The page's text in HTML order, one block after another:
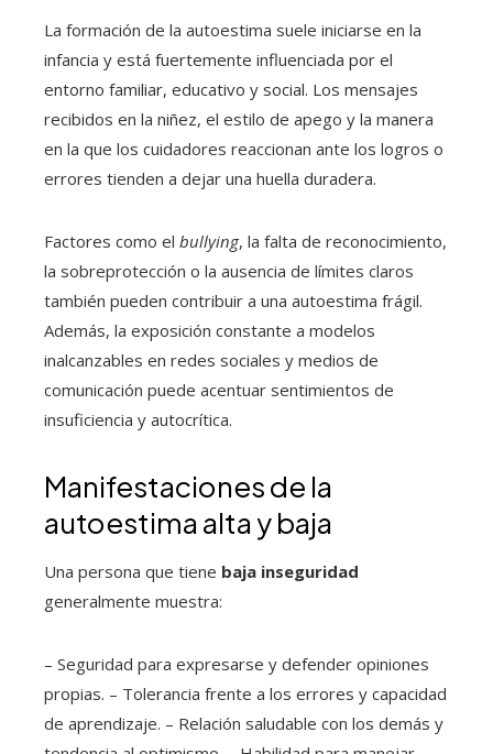
La formación de la autoestima suele iniciarse en la
infancia y está fuertemente influenciada por el
entorno familiar, educativo y social. Los mensajes
recibidos en la niñez, el estilo de apego y la manera
en la que los cuidadores reaccionan ante los logros o
errores tienden a dejar una huella duradera.
Factores como el bullying, la falta de reconocimiento,
la sobreprotección o la ausencia de límites claros
también pueden contribuir a una autoestima frágil.
Además, la exposición constante a modelos
inalcanzables en redes sociales y medios de
comunicación puede acentuar sentimientos de
insuficiencia y autocrítica.
Manifestaciones de la
autoestima alta y baja
Una persona que tiene baja inseguridad
generalmente muestra:
– Seguridad para expresarse y defender opiniones
propias. – Tolerancia frente a los errores y capacidad
de aprendizaje. – Relación saludable con los demás y